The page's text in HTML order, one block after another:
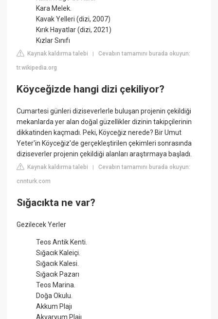
Kara Melek.
Kavak Yelleri (dizi, 2007)
Kırık Hayatlar (dizi, 2021)
Kızlar Sınıfı
Kaynak kaldırma talebi |Cevabın tamamını burada okuyun:
tr.wikipedia.org
Köyceğizde hangi dizi çekiliyor?
Cumartesi günleri diziseverlerle buluşan projenin çekildiği
mekanlarda yer alan doğal güzellikler dizinin takipçilerinin
dikkatinden kaçmadı. Peki, Köyceğiz nerede? Bir Umut
Yeter'in Köyceğiz'de gerçekleştirilen çekimleri sonrasında
diziseverler projenin çekildiği alanları araştırmaya başladı.
Kaynak kaldırma talebi |Cevabın tamamını burada okuyun:
cnnturk.com
Sığacıkta ne var?
Gezilecek Yerler
Teos Antik Kenti.
Sığacık Kaleiçi.
Sığacık Kalesi.
Sığacık Pazarı
Teos Marina.
Doğa Okulu.
Akkum Plajı
Akvaryum Plajı